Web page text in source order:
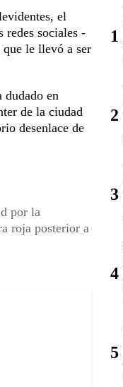
el
redes sociales -
le llevó a ser
dudado en
de la ciudad
desenlace de
por la
roja posterior a